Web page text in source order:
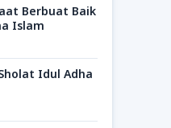
Berbuat Baik
Islam
Idul Adha